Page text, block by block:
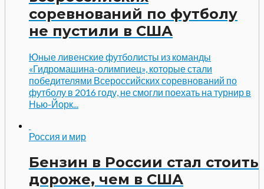
соревнований по футболу
не пустили в США
Юные ливенские футболисты из команды
«Гидромашина-олимпиец», которые стали
победителями Всероссийских соревнований по
футболу в 2016 году, не смогли поехать на турнир в
Нью-Йорк...
Россия и мир
Бензин в России стал стоить
дороже, чем в США